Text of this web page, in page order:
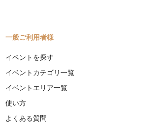
一般ご利用者様
イベントを探す
イベントカテゴリ一覧
イベントエリア一覧
使い方
よくある質問